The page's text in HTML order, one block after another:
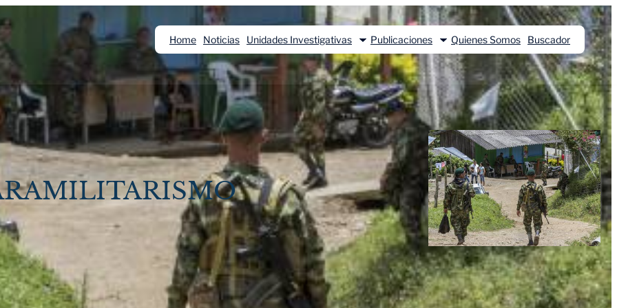
Home Noticias Unidades Investigativas Publicaciones Quienes Somos Buscador